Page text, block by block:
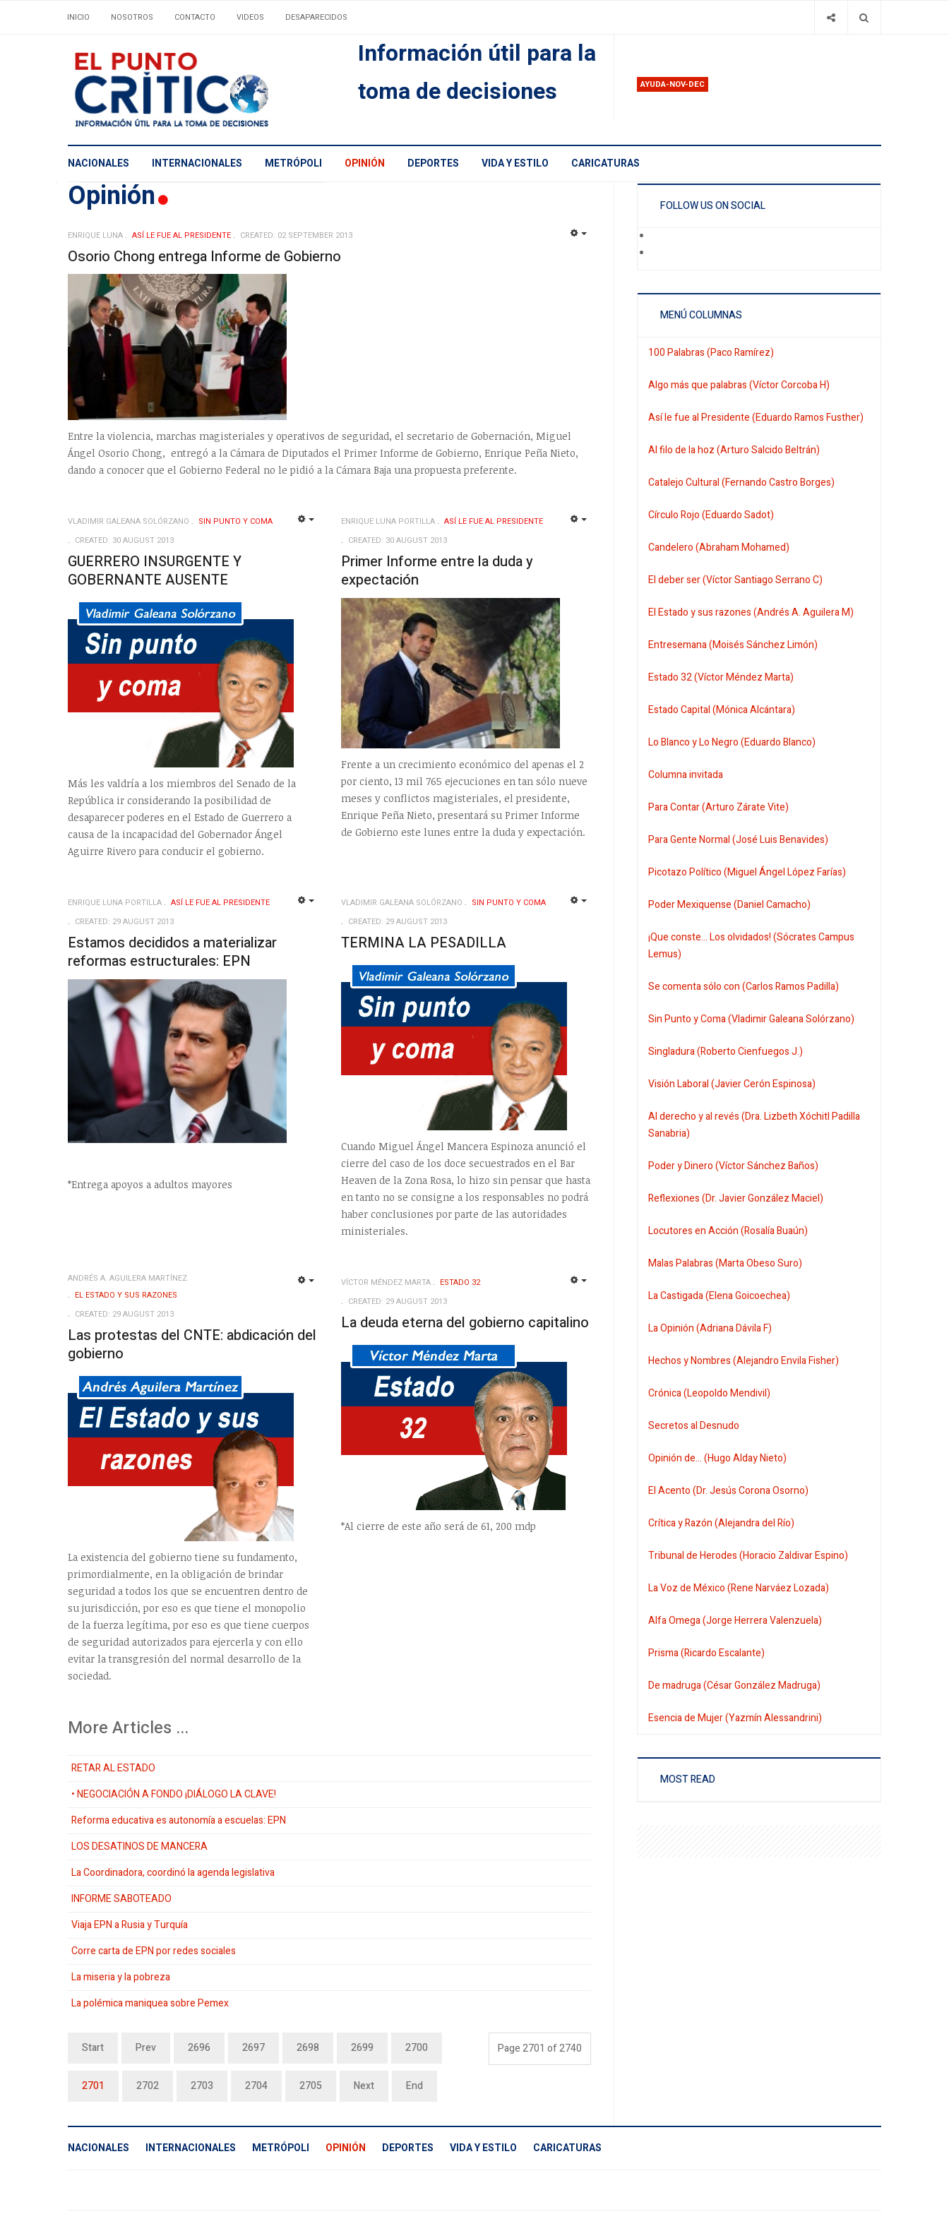
INICIO NOSOTROS CONTACTO VIDEOS DESAPARECIDOS
Información útil para la
toma de decisiones
AYUDA-NOV-DEC
NACIONALES INTERNACIONALES METRÓPOLI OPINIÓN DEPORTES VIDA Y ESTILO CARICATURAS
Opinión
ENRIQUE LUNA ASÍ­ LE FUE AL PRESIDENTE CREATED: 02 SEPTEMBER 2013
Osorio Chong entrega Informe de Gobierno
Entre la violencia, marchas magisteriales y operativos de seguridad, el secretario de Gobernación, Miguel
Ángel Osorio Chong, entregó a la Cámara de Diputados el Primer Informe de Gobierno, Enrique Peña Nieto,
dando a conocer que el Gobierno Federal no le pidió a la Cámara Baja una propuesta preferente.
VLADIMIR GALEANA SOLÓRZANO
SIN PUNTO Y COMA
CREATED: 30 AUGUST 2013
GUERRERO INSURGENTE Y
GOBERNANTE AUSENTE
Más les valdría a los miembros del Senado de la
República ir considerando la posibilidad de
desaparecer poderes en el Estado de Guerrero a
causa de la incapacidad del Gobernador Ángel
Aguirre Rivero para conducir el gobierno.
ENRIQUE LUNA PORTILLA
ASÍ­ LE FUE AL PRESIDENTE
CREATED: 30 AUGUST 2013
Primer Informe entre la duda y
expectación
Frente a un crecimiento económico del apenas el 2
por ciento, 13 mil 765 ejecuciones en tan sólo nueve
meses y conflictos magisteriales, el presidente,
Enrique Peña Nieto, presentará su Primer Informe
de Gobierno este lunes entre la duda y expectación.
ENRIQUE LUNA PORTILLA
ASÍ­ LE FUE AL PRESIDENTE
CREATED: 29 AUGUST 2013
Estamos decididos a materializar
reformas estructurales: EPN
*Entrega apoyos a adultos mayores
VLADIMIR GALEANA SOLÓRZANO
SIN PUNTO Y COMA
CREATED: 29 AUGUST 2013
TERMINA LA PESADILLA
Cuando Miguel Ángel Mancera Espinoza anunció el
cierre del caso de los doce secuestrados en el Bar
Heaven de la Zona Rosa, lo hizo sin pensar que hasta
en tanto no se consigne a los responsables no podrá
haber conclusiones por parte de las autoridades
ministeriales.
ANDRÉS A. AGUILERA MARTÍNEZ
EL ESTADO Y SUS RAZONES
CREATED: 29 AUGUST 2013
Las protestas del CNTE: abdicación del
gobierno
La existencia del gobierno tiene su fundamento,
primordialmente, en la obligación de brindar
seguridad a todos los que se encuentren dentro de
su jurisdicción, por eso es que tiene el monopolio
de la fuerza legítima, por eso es que tiene cuerpos
de seguridad autorizados para ejercerla y con ello
evitar la transgresión del normal desarrollo de la
sociedad.
VÍCTOR MÉNDEZ MARTA
ESTADO 32
CREATED: 29 AUGUST 2013
La deuda eterna del gobierno capitalino
*Al cierre de este año será de 61, 200 mdp
More Articles ...
RETAR AL ESTADO
• NEGOCIACIÓN A FONDO ¡DIÁLOGO LA CLAVE!
Reforma educativa es autonomía a escuelas: EPN
LOS DESATINOS DE MANCERA
La Coordinadora, coordinó la agenda legislativa
INFORME SABOTEADO
Viaja EPN a Rusia y Turquía
Corre carta de EPN por redes sociales
La miseria y la pobreza
La polémica maniquea sobre Pemex
Page 2701 of 2740
Start Prev 2696 2697 2698 2699 2700
2701 2702 2703 2704 2705 Next End
FOLLOW US ON SOCIAL
MENÚ COLUMNAS
100 Palabras (Paco Ramírez)
Algo más que palabras (Víctor Corcoba H)
Así le fue al Presidente (Eduardo Ramos Fusther)
Al filo de la hoz (Arturo Salcido Beltrán)
Catalejo Cultural (Fernando Castro Borges)
Círculo Rojo (Eduardo Sadot)
Candelero (Abraham Mohamed)
El deber ser (Víctor Santiago Serrano C)
El Estado y sus razones (Andrés A. Aguilera M)
Entresemana (Moisés Sánchez Limón)
Estado 32 (Víctor Méndez Marta)
Estado Capital (Mónica Alcántara)
Lo Blanco y Lo Negro (Eduardo Blanco)
Columna invitada
Para Contar (Arturo Zárate Vite)
Para Gente Normal (José Luis Benavides)
Picotazo Político (Miguel Ángel López Farías)
Poder Mexiquense (Daniel Camacho)
¡Que conste... Los olvidados! (Sócrates Campus
Lemus)
Se comenta sólo con (Carlos Ramos Padilla)
Sin Punto y Coma (Vladimir Galeana Solórzano)
Singladura (Roberto Cienfuegos J.)
Visión Laboral (Javier Cerón Espinosa)
Al derecho y al revés (Dra. Lizbeth Xóchitl Padilla
Sanabria)
Poder y Dinero (Víctor Sánchez Baños)
Reflexiones (Dr. Javier González Maciel)
Locutores en Acción (Rosalía Buaún)
Malas Palabras (Marta Obeso Suro)
La Castigada (Elena Goicoechea)
La Opinión (Adriana Dávila F)
Hechos y Nombres (Alejandro Envila Fisher)
Crónica (Leopoldo Mendivil)
Secretos al Desnudo
Opinión de... (Hugo Alday Nieto)
El Acento (Dr. Jesús Corona Osorno)
Crítica y Razón (Alejandra del Río)
Tribunal de Herodes (Horacio Zaldivar Espino)
La Voz de México (Rene Narváez Lozada)
Alfa Omega (Jorge Herrera Valenzuela)
Prisma (Ricardo Escalante)
De madruga (César González Madruga)
Esencia de Mujer (Yazmín Alessandrini)
MOST READ
NACIONALES INTERNACIONALES METRÓPOLI OPINIÓN DEPORTES VIDA Y ESTILO CARICATURAS